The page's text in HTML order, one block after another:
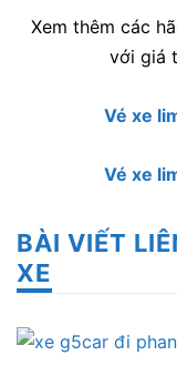
Xem thêm các
với giá
Vé xe
Vé xe
BÀI VIẾT
XE